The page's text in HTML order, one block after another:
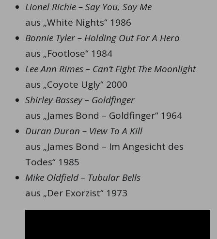
Lionel Richie – Say You, Say Me
aus „White Nights“ 1986
Bonnie Tyler – Holding Out For A Hero
aus „Footlose“ 1984
Lee Ann Rimes – Can’t Fight The Moonlight
aus „Coyote Ugly“ 2000
Shirley Bassey – Goldfinger
aus „James Bond – Goldfinger“ 1964
Duran Duran – View To A Kill
aus „James Bond – Im Angesicht des
Todes“ 1985
Mike Oldfield – Tubular Bells
aus „Der Exorzist“ 1973